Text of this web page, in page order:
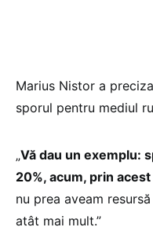
Marius Nistor a
sporul pentru mediul
„Vă dau un exemplu:
20%, acum, prin
nu prea aveam
atât mai mult.”